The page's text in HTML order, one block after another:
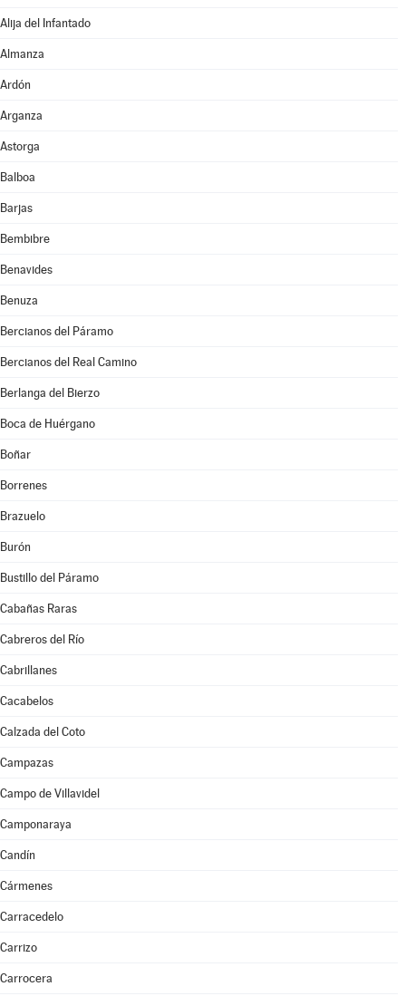
Alija del Infantado
Almanza
Ardón
Arganza
Astorga
Balboa
Barjas
Bembibre
Benavides
Benuza
Bercianos del Páramo
Bercianos del Real Camino
Berlanga del Bierzo
Boca de Huérgano
Boñar
Borrenes
Brazuelo
Burón
Bustillo del Páramo
Cabañas Raras
Cabreros del Río
Cabrillanes
Cacabelos
Calzada del Coto
Campazas
Campo de Villavidel
Camponaraya
Candín
Cármenes
Carracedelo
Carrizo
Carrocera